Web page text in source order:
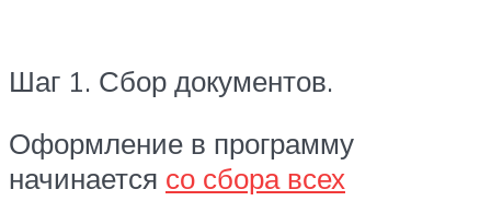
Шаг 1. Сбор документов.
Оформление в программу
начинается со сбора всех